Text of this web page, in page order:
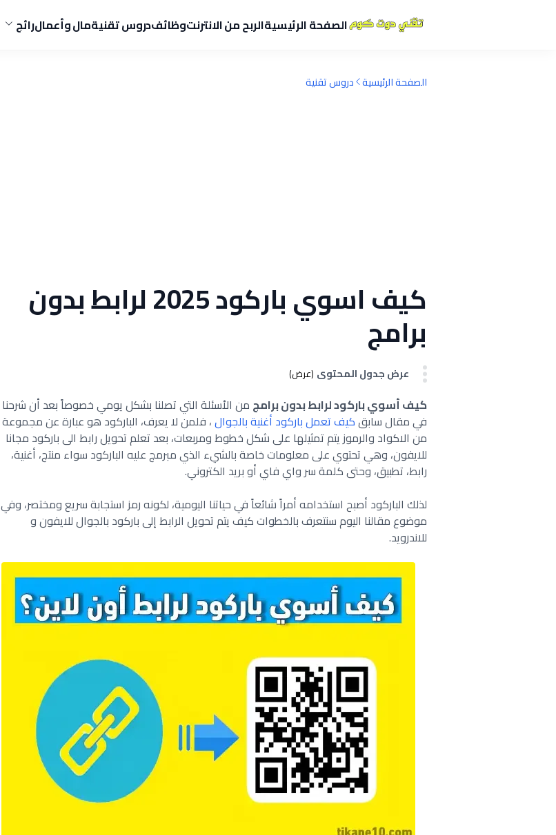
الصفحة الرئيسيةالربح من الانترنتوظائفدروس تقنيةمال وأعمالرائج
الصفحة الرئيسية دروس تقنية
كيف اسوي باركود 2025 لرابط بدون
برامج
عرض جدول المحتوى (عرض)
كيف أسوي باركود لرابط بدون برامج من الأسئلة التي تصلنا بشكل يومي خصوصاً بعد أن شرحنا
في مقال سابقكيف تعمل باركود أغنية بالجوال، فلمن لا يعرف، الباركود هو عبارة عن مجموعة
من الاكواد والرموز يتم تمثيلها على شكل خطوط ومربعات، بعد تعلم تحويل رابط الى باركود مجانا
للايفون، وهي تحتوي على معلومات خاصة بالشيء الذي مبرمج عليه الباركود سواء منتج، أغنية،
رابط، تطبيق، وحتى كلمة سر واي فاي أو بريد الكتروني.
لذلك الباركود أصبح استخدامه أمراً شائعاً في حياتنا اليومية، لكونه رمز استجابة سريع ومختصر، وفي
موضوع مقالنا اليوم سنتعرف بالخطوات كيف يتم تحويل الرابط إلى باركود بالجوال للايفون و
للاندرويد.